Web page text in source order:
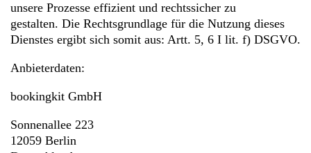
unsere Prozesse effizient und rechtssicher zu
gestalten. Die Rechtsgrundlage für die Nutzung dieses
Dienstes ergibt sich somit aus: Artt. 5, 6 I lit. f) DSGVO.
Anbieterdaten:
bookingkit GmbH
Sonnenallee 223
12059 Berlin